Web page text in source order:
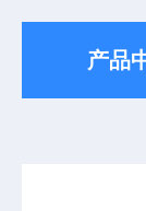
产品